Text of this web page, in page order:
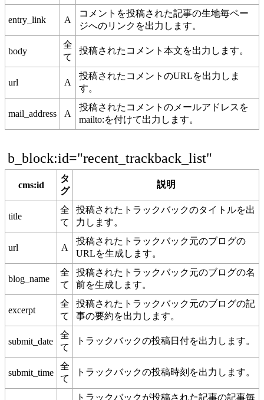
entry_link A
コメントを投稿された記事の生地毎ペー
ジへのリンクを出力します。
body
全
て
投稿されたコメント本文を出力します。
url A
投稿されたコメントのURLを出力しま
す。
mail_address A
投稿されたコメントのメールアドレスを
mailto:を付けて出力します。
b_block:id="recent_trackback_list"
cms:id
タ
グ
説明
title
全
て
投稿されたトラックバックのタイトルを出
力します。
url A
投稿されたトラックバック元のブログの
URLを生成します。
blog_name
全
て
投稿されたトラックバック元のブログの名
前を生成します。
excerpt
全
て
投稿されたトラックバック元のブログの記
事の要約を出力します。
submit_date
全
て
トラックバックの投稿日付を出力します。
submit_time
全
て
トラックバックの投稿時刻を出力します。
トラックバックが投稿された記事の記事毎